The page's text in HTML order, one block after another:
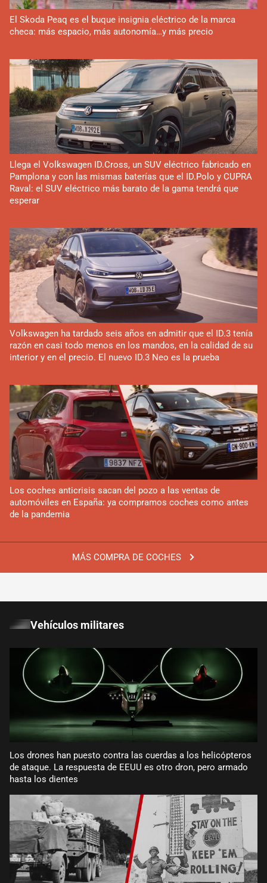
MÁS COMPRA DE COCHES
El Skoda Peaq es el buque insignia eléctrico de la marca
checa: más espacio, más autonomía…y más precio
Llega el Volkswagen ID.Cross, un SUV eléctrico fabricado en
Pamplona y con las mismas baterías que el ID.Polo y CUPRA
Raval: el SUV eléctrico más barato de la gama tendrá que
esperar
Volkswagen ha tardado seis años en admitir que el ID.3 tenía
razón en casi todo menos en los mandos, en la calidad de su
interior y en el precio. El nuevo ID.3 Neo es la prueba
Los coches anticrisis sacan del pozo a las ventas de
automóviles en España: ya compramos coches como antes
de la pandemia
Vehículos militares
Los drones han puesto contra las cuerdas a los helicópteros
de ataque. La respuesta de EEUU es otro dron, pero armado
hasta los dientes